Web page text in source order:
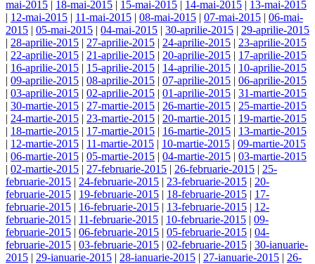
mai-2015 | 18-mai-2015 | 15-mai-2015 | 14-mai-2015 | 13-mai-2015
| 12-mai-2015 | 11-mai-2015 | 08-mai-2015 | 07-mai-2015 | 06-mai-
2015 | 05-mai-2015 | 04-mai-2015 | 30-aprilie-2015 | 29-aprilie-2015
| 28-aprilie-2015 | 27-aprilie-2015 | 24-aprilie-2015 | 23-aprilie-2015
| 22-aprilie-2015 | 21-aprilie-2015 | 20-aprilie-2015 | 17-aprilie-2015
| 16-aprilie-2015 | 15-aprilie-2015 | 14-aprilie-2015 | 10-aprilie-2015
| 09-aprilie-2015 | 08-aprilie-2015 | 07-aprilie-2015 | 06-aprilie-2015
| 03-aprilie-2015 | 02-aprilie-2015 | 01-aprilie-2015 | 31-martie-2015
| 30-martie-2015 | 27-martie-2015 | 26-martie-2015 | 25-martie-2015
| 24-martie-2015 | 23-martie-2015 | 20-martie-2015 | 19-martie-2015
| 18-martie-2015 | 17-martie-2015 | 16-martie-2015 | 13-martie-2015
| 12-martie-2015 | 11-martie-2015 | 10-martie-2015 | 09-martie-2015
| 06-martie-2015 | 05-martie-2015 | 04-martie-2015 | 03-martie-2015
| 02-martie-2015 | 27-februarie-2015 | 26-februarie-2015 | 25-
februarie-2015 | 24-februarie-2015 | 23-februarie-2015 | 20-
februarie-2015 | 19-februarie-2015 | 18-februarie-2015 | 17-
februarie-2015 | 16-februarie-2015 | 13-februarie-2015 | 12-
februarie-2015 | 11-februarie-2015 | 10-februarie-2015 | 09-
februarie-2015 | 06-februarie-2015 | 05-februarie-2015 | 04-
februarie-2015 | 03-februarie-2015 | 02-februarie-2015 | 30-ianuarie-
2015 | 29-ianuarie-2015 | 28-ianuarie-2015 | 27-ianuarie-2015 | 26-